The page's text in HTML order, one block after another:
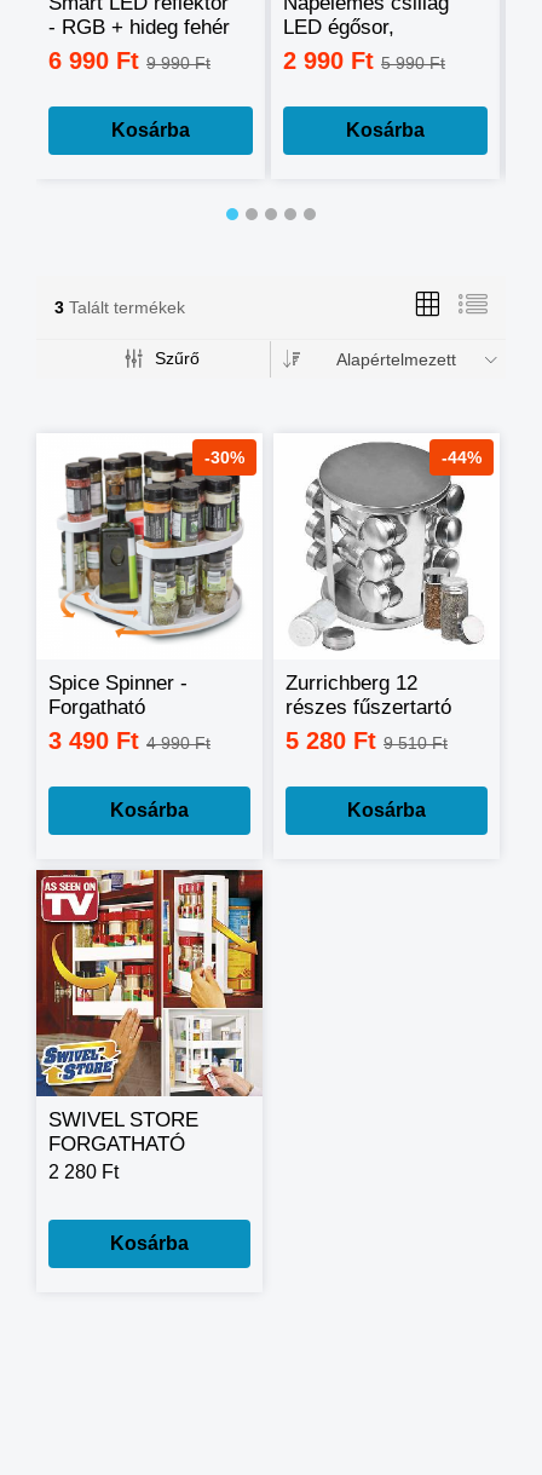
- RGB + hideg fehér
+ meleg fehér, okos
telefonnal
6 990 Ft 9 990 Ft
Kosárba
LED égősor,
fényfüzér
2 990 Ft 5 990 Ft
Kosárba
3 Talált termékek
Szűrő Alapértelmezett
-30%
Spice Spinner -
Forgatható
fűszertartó állvány,
40 db fűszernek
3 490 Ft 4 990 Ft
Kosárba
-44%
Zurrichberg 12
részes fűszertartó
készlet forgatható
fém állvánnyal
5 280 Ft 9 510 Ft
Kosárba
SWIVEL STORE
FORGATHATÓ
FŰSZERTARTÓ
2 280 Ft
Kosárba